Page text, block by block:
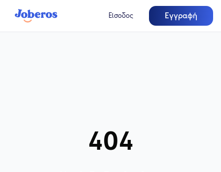
Είσοδος Εγγραφή
404